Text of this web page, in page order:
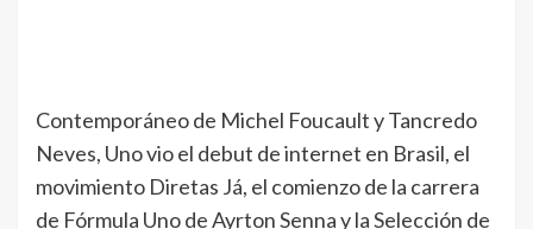
Contemporáneo de Michel Foucault y Tancredo
Neves, Uno vio el debut de internet en Brasil, el
movimiento Diretas Já, el comienzo de la carrera
de Fórmula Uno de Ayrton Senna y la Selección de